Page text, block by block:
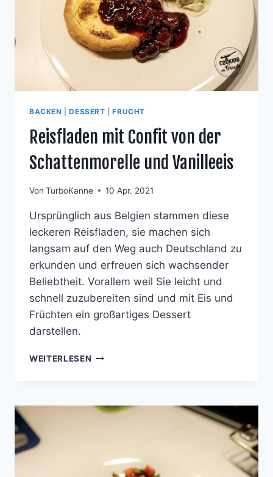
BACKEN |DESSERT |FRUCHT
Reisfladen mit Confit von der
Schattenmorelle und Vanilleeis
Von TurboKanne 10 Apr. 2021
Ursprünglich aus Belgien stammen diese
leckeren Reisfladen, sie machen sich
langsam auf den Weg auch Deutschland zu
erkunden und erfreuen sich wachsender
Beliebtheit. Vorallem weil Sie leicht und
schnell zuzubereiten sind und mit Eis und
Früchten ein großartiges Dessert
darstellen.
WEITERLESEN REISFLADEN
DER